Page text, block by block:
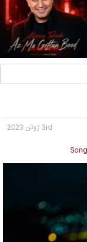
3rd ژوئن 2023